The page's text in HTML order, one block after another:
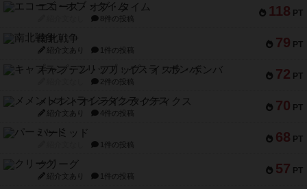
118 PT
エコーズ・オブ・タイム
8件の投稿
79 PT
南北戦争
紹介文あり 1件の投稿
72 PT
キャプテン・フリップ：イスラ・ボンバ
2件の投稿
70 PT
メメントオンラインタクティクス
紹介文あり 4件の投稿
68 PT
パーミッド
1件の投稿
57 PT
クリーグ
紹介文あり 1件の投稿